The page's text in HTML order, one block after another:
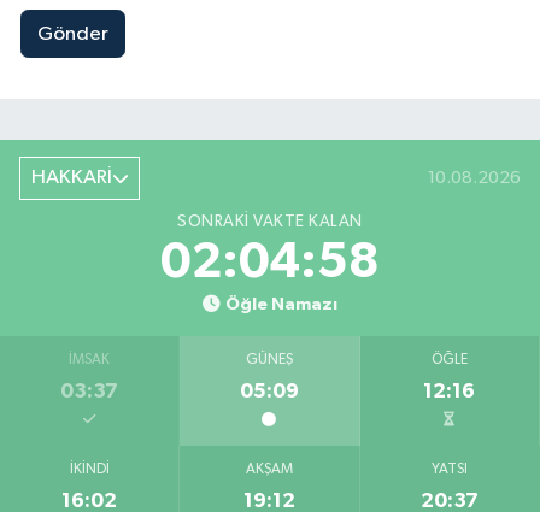
Gönder
HAKKARİ 10.08.2026
SONRAKI VAKTE KALAN
02:04:58
Öğle Namazı
İMSAK
03:37
GÜNEŞ
05:09
ÖĞLE
12:16
İKINDI
16:02
AKŞAM
19:12
YATSI
20:37